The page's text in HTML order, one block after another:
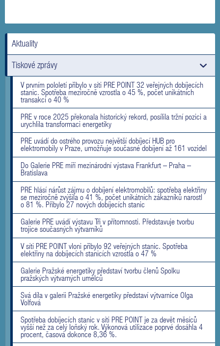
Aktuality
Tiskové zprávy
V prvním pololetí přibylo v síti PRE POINT 32 veřejných dobíjecích
stanic. Spotřeba meziročně vzrostla o 45 %, počet unikátních
transakcí o 40 %
PRE v roce 2025 překonala historický rekord, posílila tržní pozici a
urychlila transformaci energetiky
PRE uvádí do ostrého provozu největší dobíjecí HUB pro
elektromobily v Praze, umožňuje současné dobíjení až 161 vozidel
Do Galerie PRE míří mezinárodní výstava Frankfurt – Praha –
Bratislava
PRE hlásí nárůst zájmu o dobíjení elektromobilů: spotřeba elektřiny
se meziročně zvýšila o 41 %, počet unikátních zákazníků narostl
o 81 %. Přibylo 27 nových dobíjecích stanic
Galerie PRE uvádí výstavu Tři v přítomnosti. Představuje tvorbu
trojice současných výtvarníků
V síti PRE POINT vloni přibylo 92 veřejných stanic. Spotřeba
elektřiny na dobíjecích stanicích vzrostla o 47 %
Galerie Pražské energetiky představí tvorbu členů Spolku
pražských výtvarných umělců
Svá díla v galerii Pražské energetiky představí výtvarnice Olga
Volfová
Spotřeba dobíjecích stanic v síti PRE POINT je za devět měsíců
vyšší než za celý loňský rok. Výkonová utilizace poprvé dosáhla 4
procent, časová dokonce 8,36 %.